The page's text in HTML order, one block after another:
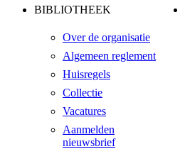
BIBLIOTHEEK
Over de organisatie
Algemeen reglement
Huisregels
Collectie
Vacatures
Aanmelden
nieuwsbrief